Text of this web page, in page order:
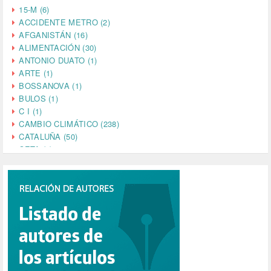
15-M (6)
ACCIDENTE METRO (2)
AFGANISTÁN (16)
ALIMENTACIÓN (30)
ANTONIO DUATO (1)
ARTE (1)
BOSSANOVA (1)
BULOS (1)
C I (1)
CAMBIO CLIMÁTICO (238)
CATALUÑA (50)
CETA (2)
CINE (35)
COMPROMISO (2)
CONFERENCIA (1)
CONSUMO (1)
CORONAVIRUS (155)
CORRUPCIÓN (215)